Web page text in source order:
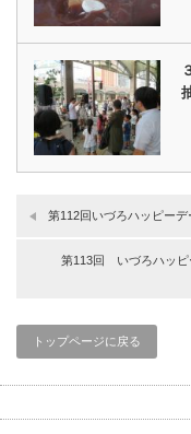
第112回いづろハッピーデ
第113回 いづろハッピ
トップページに戻る